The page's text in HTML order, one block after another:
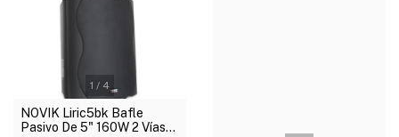
1 / 4
NOVIK Liric5bk Bafle
Pasivo De 5" 160W 2 Vías